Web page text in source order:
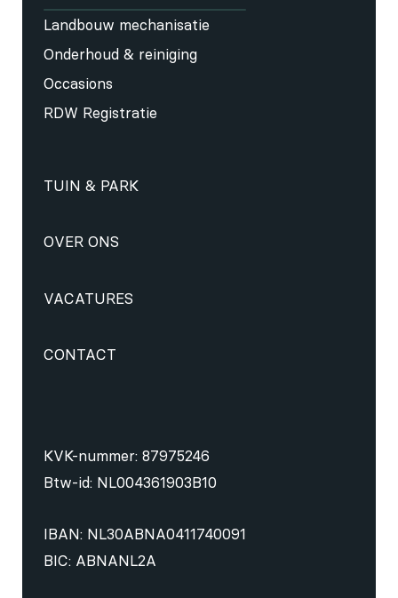
Landbouw mechanisatie
Onderhoud & reiniging
Occasions
RDW Registratie
TUIN & PARK
OVER ONS
VACATURES
CONTACT
KVK-nummer: 87975246
Btw-id: NL004361903B10
IBAN: NL30ABNA0411740091
BIC: ABNANL2A